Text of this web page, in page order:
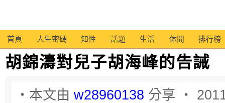
首頁 人生密碼 知性 話題 生活 休閒 排行榜
胡錦濤對兒子胡海峰的告誡
‧本文由w28960138 分享 ‧